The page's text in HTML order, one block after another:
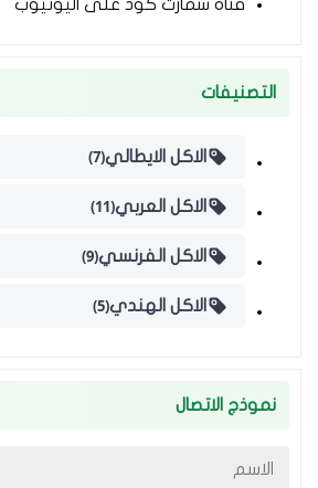
قناة سمارت كود على اليوتيوب
التصنيفات
الاكل الايطالي(7)
الاكل العربي(11)
الاكل الفرنسي(9)
الاكل الهندي(5)
نموذج الاتصال